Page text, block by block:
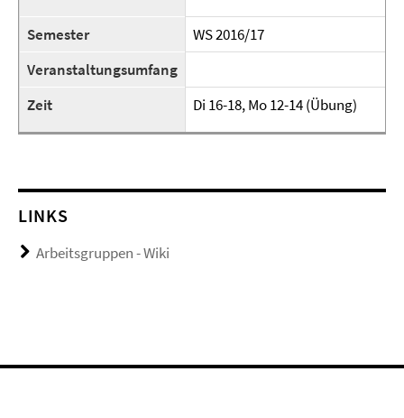
Semester
WS 2016/17
Veranstaltungsumfang
Zeit
Di 16-18, Mo 12-14 (Übung)
LINKS
Arbeitsgruppen - Wiki